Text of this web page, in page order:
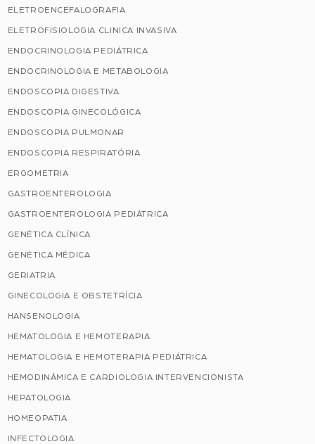
ELETROENCEFALOGRAFIA
ELETROFISIOLOGIA CLINICA INVASIVA
ENDOCRINOLOGIA PEDIÁTRICA
ENDOCRINOLOGIA E METABOLOGIA
ENDOSCOPIA DIGESTIVA
ENDOSCOPIA GINECOLÓGICA
ENDOSCOPIA PULMONAR
ENDOSCOPIA RESPIRATÓRIA
ERGOMETRIA
GASTROENTEROLOGIA
GASTROENTEROLOGIA PEDIÁTRICA
GENÉTICA CLÍNICA
GENÉTICA MÉDICA
GERIATRIA
GINECOLOGIA E OBSTETRÍCIA
HANSENOLOGIA
HEMATOLOGIA E HEMOTERAPIA
HEMATOLOGIA E HEMOTERAPIA PEDIÁTRICA
HEMODINÂMICA E CARDIOLOGIA INTERVENCIONISTA
HEPATOLOGIA
HOMEOPATIA
INFECTOLOGIA